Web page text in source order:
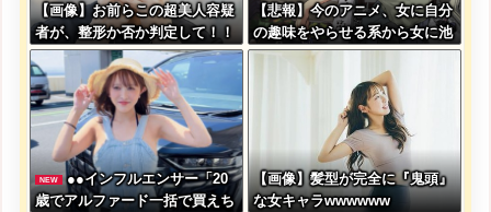
【画像】お前らこの超美人容疑
者が、整形か否か判定して！！
→画像がこちらw w w w w w
w w w w
【悲報】今のアニメ、女に自分
の趣味をやらせる系から女に池
沼役をやらせる系へ変化
NEW
●●インフルエンサー「20
歳でアルファード一括で買えち
【画像】髪型が完全に『鬼頭』
な女キャラwwwwww